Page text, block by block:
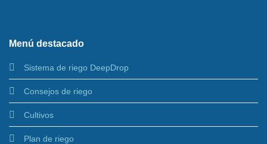
Menú destacado
Sistema de riego DeepDrop
Consejos de riego
Cultivos
Plan de riego